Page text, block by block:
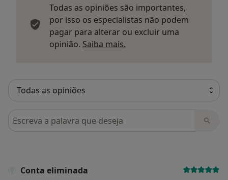
Todas as opiniões são importantes,
por isso os especialistas não podem
pagar para alterar ou excluir uma
opinião. Saiba mais.
Pesquisar em opiniões
Conta eliminada